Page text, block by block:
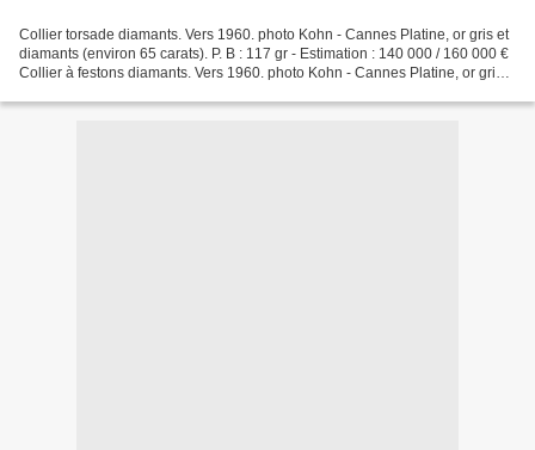
Collier torsade diamants. Vers 1960. photo Kohn - Cannes Platine, or gris et
diamants (environ 65 carats). P. B : 117 gr - Estimation : 140 000 / 160 000 €
Collier à festons diamants. Vers 1960. photo Kohn - Cannes Platine, or gris